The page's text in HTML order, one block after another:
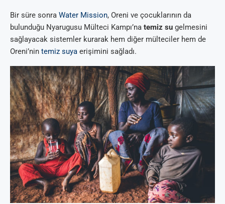
Bir süre sonra Water Mission, Oreni ve çocuklarının da
bulunduğu Nyarugusu Mülteci Kampı’na temiz su gelmesini
sağlayacak sistemler kurarak hem diğer mülteciler hem de
Oreni’nin temiz suya erişimini sağladı.